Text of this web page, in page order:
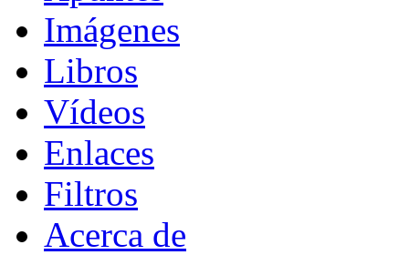
Imágenes
Libros
Vídeos
Enlaces
Filtros
Acerca de